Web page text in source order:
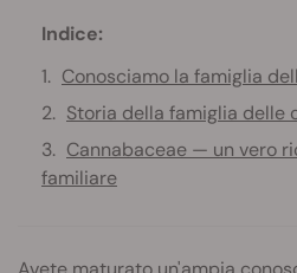
Indice:
Conosciamo la famiglia
Storia della famiglia delle
Cannabaceae — un vero
familiare